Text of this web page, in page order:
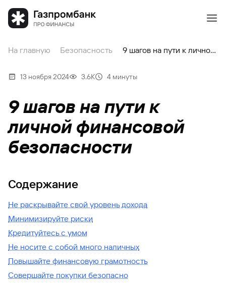
На главную Безопасность 9 шагов на пути к личной финансовой безопасности
13 ноября 2024 3.6К 4 минуты
9 шагов на пути к
личной финансовой
безопасности
Содержание
Не раскрывайте свой уровень дохода
Минимизируйте риски
Кредитуйтесь с умом
Не носите с собой много наличных
Повышайте финансовую грамотность
Совершайте покупки безопасно